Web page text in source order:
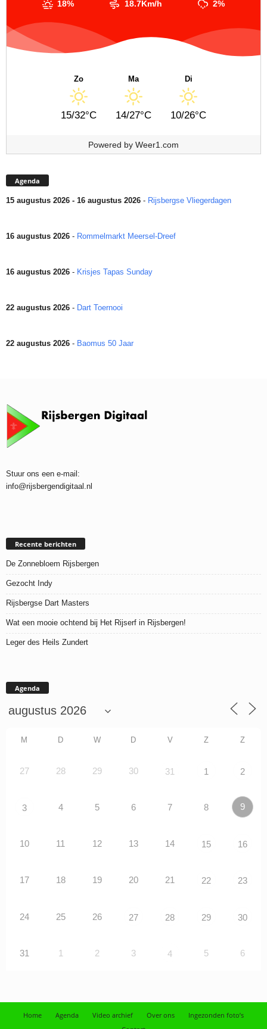
18% 18.7Km/h 2%
Zo
15/32°C
Ma
14/27°C
Di
10/26°C
Powered by Weer1.com
Agenda
15 augustus 2026 - 16 augustus 2026 - Rijsbergse Vliegerdagen
16 augustus 2026 - Rommelmarkt Meersel-Dreef
16 augustus 2026 - Krisjes Tapas Sunday
22 augustus 2026 - Dart Toernooi
22 augustus 2026 - Baomus 50 Jaar
Stuur ons een e-mail:
info@rijsbergendigitaal.nl
Recente berichten
De Zonnebloem Rijsbergen
Gezocht Indy
Rijsbergse Dart Masters
Wat een mooie ochtend bij Het Rijserf in Rijsbergen!
Leger des Heils Zundert
Agenda
M D W D V Z Z
27 28 29 30 31 1 2
3 4 5 6 7 8 9
10 11 12 13 14 15 16
17 18 19 20 21 22 23
24 25 26 27 28 29 30
31 1 2 3 4 5 6
Home Agenda Video archief Over ons
Ingezonden foto’s